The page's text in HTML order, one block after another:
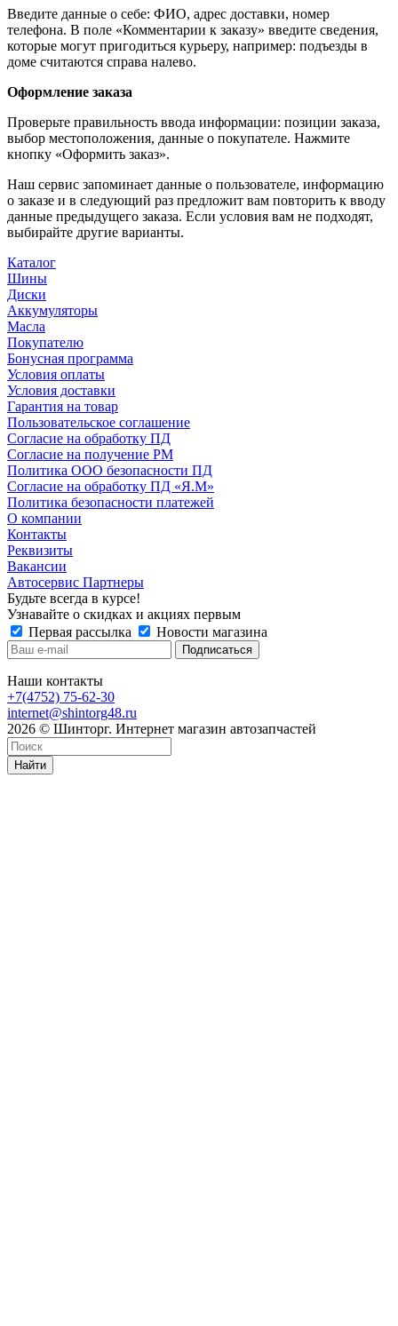
Введите данные о себе: ФИО, адрес доставки, номер
телефона. В поле «Комментарии к заказу» введите сведения,
которые могут пригодиться курьеру, например: подъезды в
доме считаются справа налево.
Оформление заказа
Проверьте правильность ввода информации: позиции заказа,
выбор местоположения, данные о покупателе. Нажмите
кнопку «Оформить заказ».
Наш сервис запоминает данные о пользователе, информацию
о заказе и в следующий раз предложит вам повторить к вводу
данные предыдущего заказа. Если условия вам не подходят,
выбирайте другие варианты.
Каталог
Шины
Диски
Аккумуляторы
Масла
Покупателю
Бонусная программа
Условия оплаты
Условия доставки
Гарантия на товар
Пользовательское соглашение
Согласие на обработку ПД
Согласие на получение РМ
Политика ООО безопасности ПД
Согласие на обработку ПД «Я.М»
Политика безопасности платежей
О компании
Контакты
Реквизиты
Вакансии
Автосервис Партнеры
Будьте всегда в курсе!
Узнавайте о скидках и акциях первым
Первая рассылка
Новости магазина
Наши контакты
+7(4752) 75-62-30
internet@shintorg48.ru
2026 © Шинторг. Интернет магазин автозапчастей
Найти